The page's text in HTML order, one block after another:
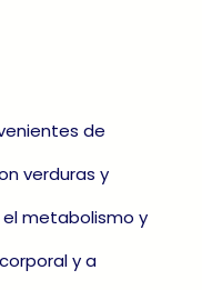
de
verduras y
metabolismo y
y a